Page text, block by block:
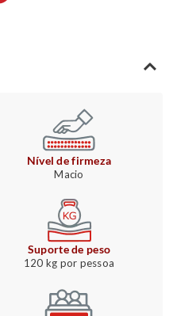
Nível de firmeza
Macio
Suporte de peso
120 kg por pessoa